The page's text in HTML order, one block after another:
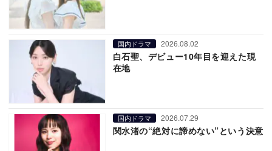
国内ドラマ 2026.08.02
白石聖、デビュー10年目を迎えた現
在地
国内ドラマ 2026.07.29
関水渚の“絶対に諦めない”という決意